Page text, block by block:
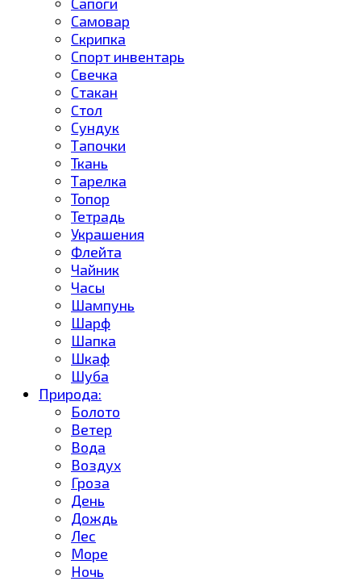
Самовар
Скрипка
Спорт инвентарь
Свечка
Стакан
Cтол
Сундук
Тапочки
Ткань
Тарелка
Топор
Тетрадь
Украшения
Флейта
Чайник
Часы
Шампунь
Шарф
Шапка
Шкаф
Шуба
Природа:
Болото
Ветер
Вода
Воздух
Гроза
День
Дождь
Лес
Море
Ночь